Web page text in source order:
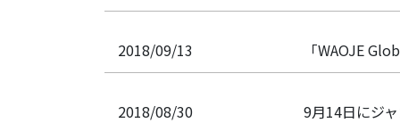
2018/09/13 「WAOJE
2018/08/30
9月14日にジ